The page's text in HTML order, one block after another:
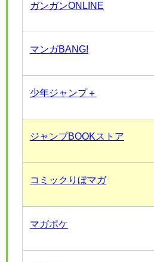
ガンガンONLINE
マンガBANG!
少年ジャンプ＋
ジャンプBOOKストア
コミックりぼマガ
マガポケ